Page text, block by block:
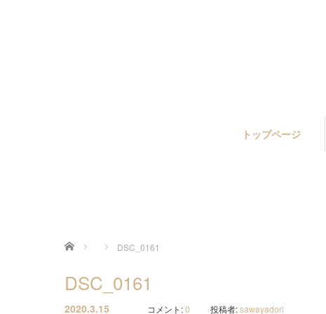
トップページ
ホーム DSC_0161
DSC_0161
2020.3.15 コメント:0 投稿者:sawayadori